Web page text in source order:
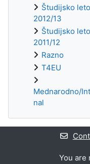
Študijsko leto
2012/13
Študijsko leto
2011/12
Razno
T4EU
Mednarodno/
nal
You are